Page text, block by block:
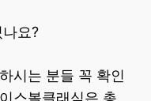
요?
시는 분들 꼭 확인